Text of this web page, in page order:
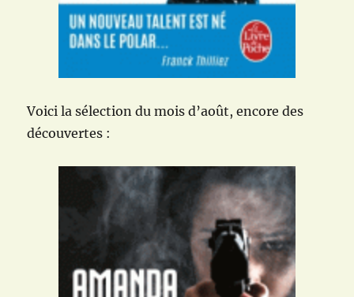
Voici la sélection du mois d’août, encore des
découvertes :